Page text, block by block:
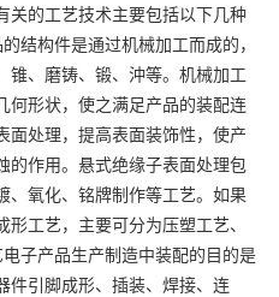
关的工艺技术主要包括以下几种
结构件是通过机械加工而成的，
锥、磨铸、锻、沖等。机械加工
何形状，使之满足产品的装配连
面处理，提高表面装饰性，使产
的作用。悬式绝缘子表面处理包
、氧化、铭牌制作等工艺。如果
工艺，主要可分为压塑工艺、
子产品生产制造中装配的目的是
件引脚成形、插装、焊接、连